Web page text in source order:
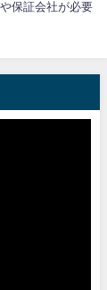
保証会社が必要